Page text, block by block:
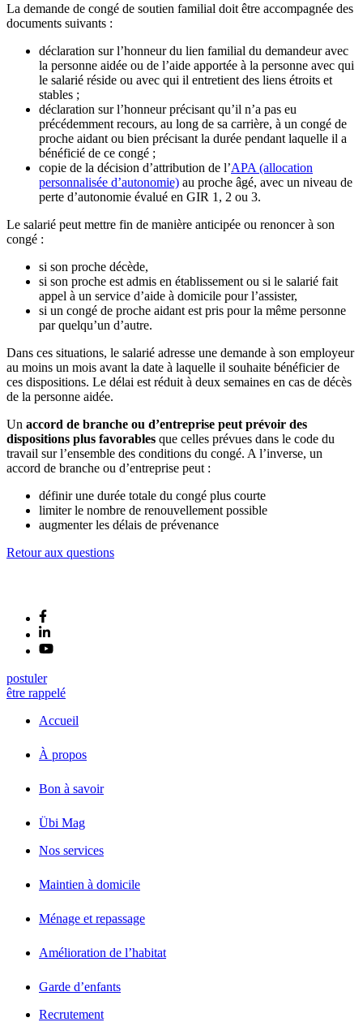
La demande de congé de soutien familial doit être accompagnée des
documents suivants :
déclaration sur l’honneur du lien familial du demandeur avec
la personne aidée ou de l’aide apportée à la personne avec qui
le salarié réside ou avec qui il entretient des liens étroits et
stables ;
déclaration sur l’honneur précisant qu’il n’a pas eu
précédemment recours, au long de sa carrière, à un congé de
proche aidant ou bien précisant la durée pendant laquelle il a
bénéficié de ce congé ;
copie de la décision d’attribution de l’APA (allocation
personnalisée d’autonomie) au proche âgé, avec un niveau de
perte d’autonomie évalué en GIR 1, 2 ou 3.
Le salarié peut mettre fin de manière anticipée ou renoncer à son
congé :
si son proche décède,
si son proche est admis en établissement ou si le salarié fait
appel à un service d’aide à domicile pour l’assister,
si un congé de proche aidant est pris pour la même personne
par quelqu’un d’autre.
Dans ces situations, le salarié adresse une demande à son employeur
au moins un mois avant la date à laquelle il souhaite bénéficier de
ces dispositions. Le délai est réduit à deux semaines en cas de décès
de la personne aidée.
Un accord de branche ou d’entreprise peut prévoir des
dispositions plus favorables que celles prévues dans le code du
travail sur l’ensemble des conditions du congé. A l’inverse, un
accord de branche ou d’entreprise peut :
définir une durée totale du congé plus courte
limiter le nombre de renouvellement possible
augmenter les délais de prévenance
Retour aux questions
postuler
être rappelé
Accueil
À propos
Bon à savoir
Übi Mag
Nos services
Maintien à domicile
Ménage et repassage
Amélioration de l’habitat
Garde d’enfants
Recrutement